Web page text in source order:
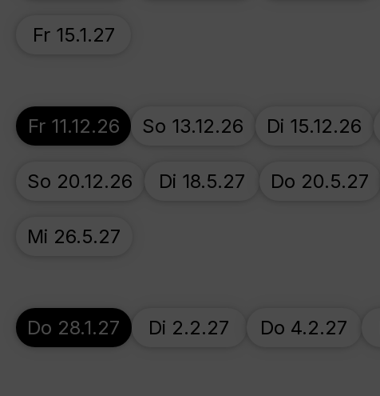
Fr 15.1.27
Fr 11.12.26 So 13.12.26 Di 15.12.26
So 20.12.26 Di 18.5.27 Do 20.5.27
Mi 26.5.27
Do 28.1.27 Di 2.2.27 Do 4.2.27